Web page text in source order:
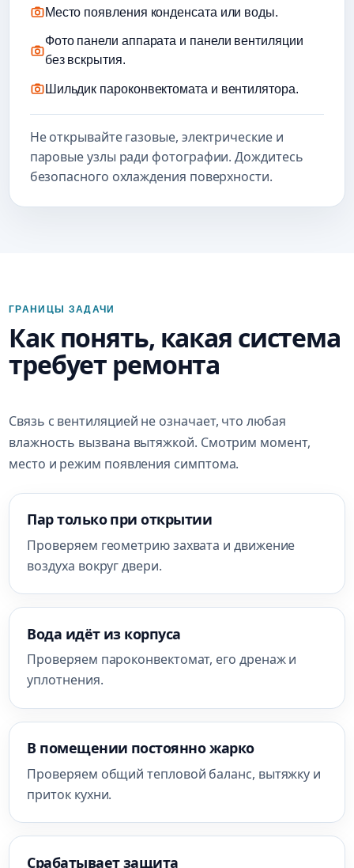
Место появления конденсата или воды.
Фото панели аппарата и панели вентиляции
без вскрытия.
Шильдик пароконвектомата и вентилятора.
Не открывайте газовые, электрические и
паровые узлы ради фотографии. Дождитесь
безопасного охлаждения поверхности.
ГРАНИЦЫ ЗАДАЧИ
Как понять, какая система
требует ремонта
Связь с вентиляцией не означает, что любая
влажность вызвана вытяжкой. Смотрим момент,
место и режим появления симптома.
Пар только при открытии
Проверяем геометрию захвата и движение
воздуха вокруг двери.
Вода идёт из корпуса
Проверяем пароконвектомат, его дренаж и
уплотнения.
В помещении постоянно жарко
Проверяем общий тепловой баланс, вытяжку и
приток кухни.
Срабатывает защита